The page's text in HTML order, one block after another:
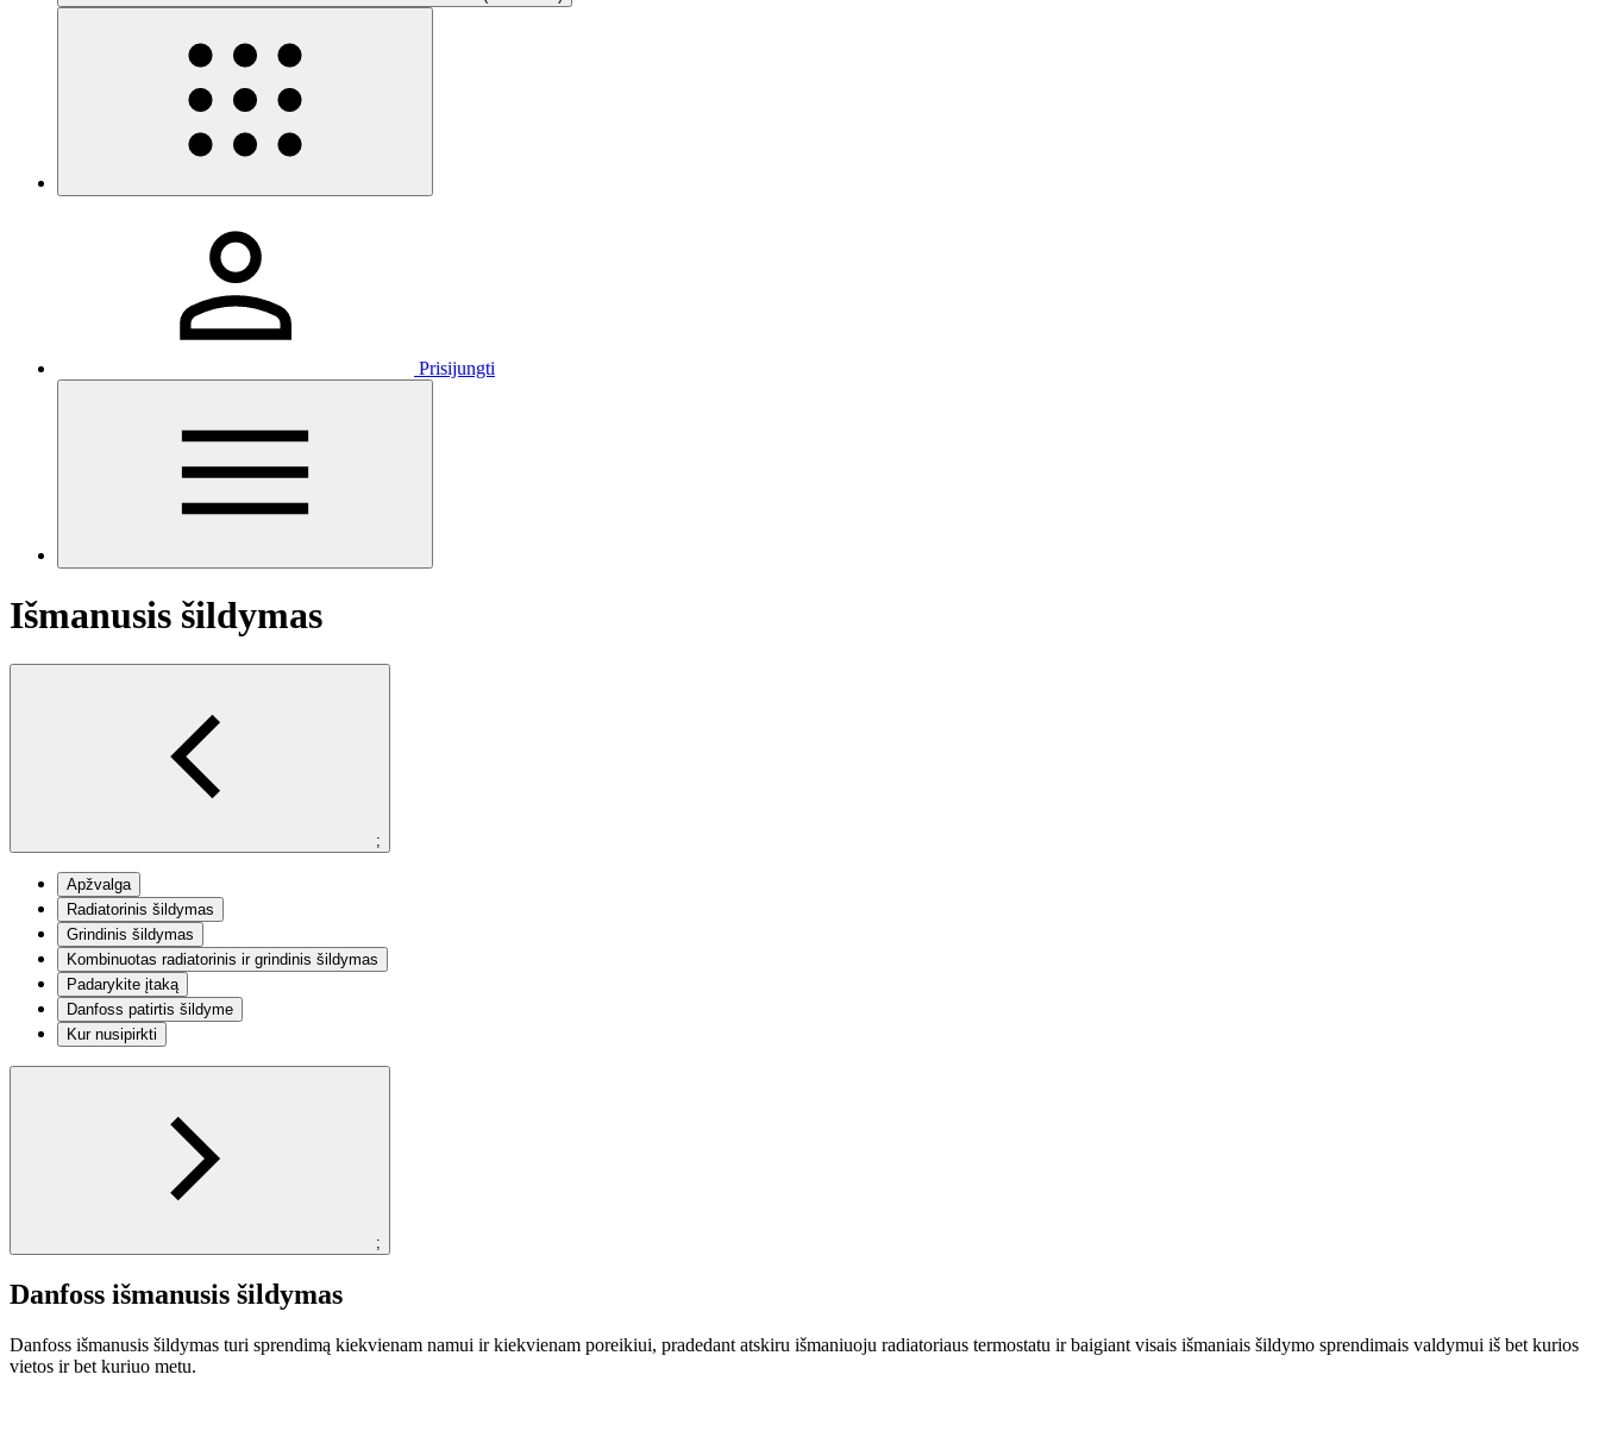
Prisijungti
Išmanusis šildymas
;
Apžvalga
Radiatorinis šildymas
Grindinis šildymas
Kombinuotas radiatorinis ir grindinis šildymas
Padarykite įtaką
Danfoss patirtis šildyme
Kur nusipirkti
;
Danfoss išmanusis šildymas
Danfoss išmanusis šildymas turi sprendimą kiekvienam namui ir kiekvienam poreikiui, pradedant atskiru išmaniuoju radiatoriaus termostatu ir baigiant visais išmaniais šildymo sprendimais valdymui iš bet kurios
vietos ir bet kuriuo metu.